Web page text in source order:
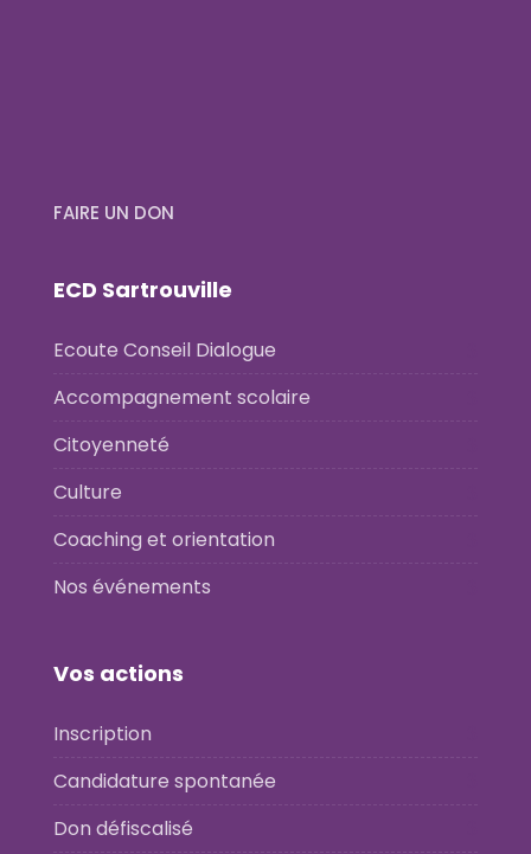
FAIRE UN DON
ECD Sartrouville
Ecoute Conseil Dialogue
Accompagnement scolaire
Citoyenneté
Culture
Coaching et orientation
Nos événements
Vos actions
Inscription
Candidature spontanée
Don défiscalisé